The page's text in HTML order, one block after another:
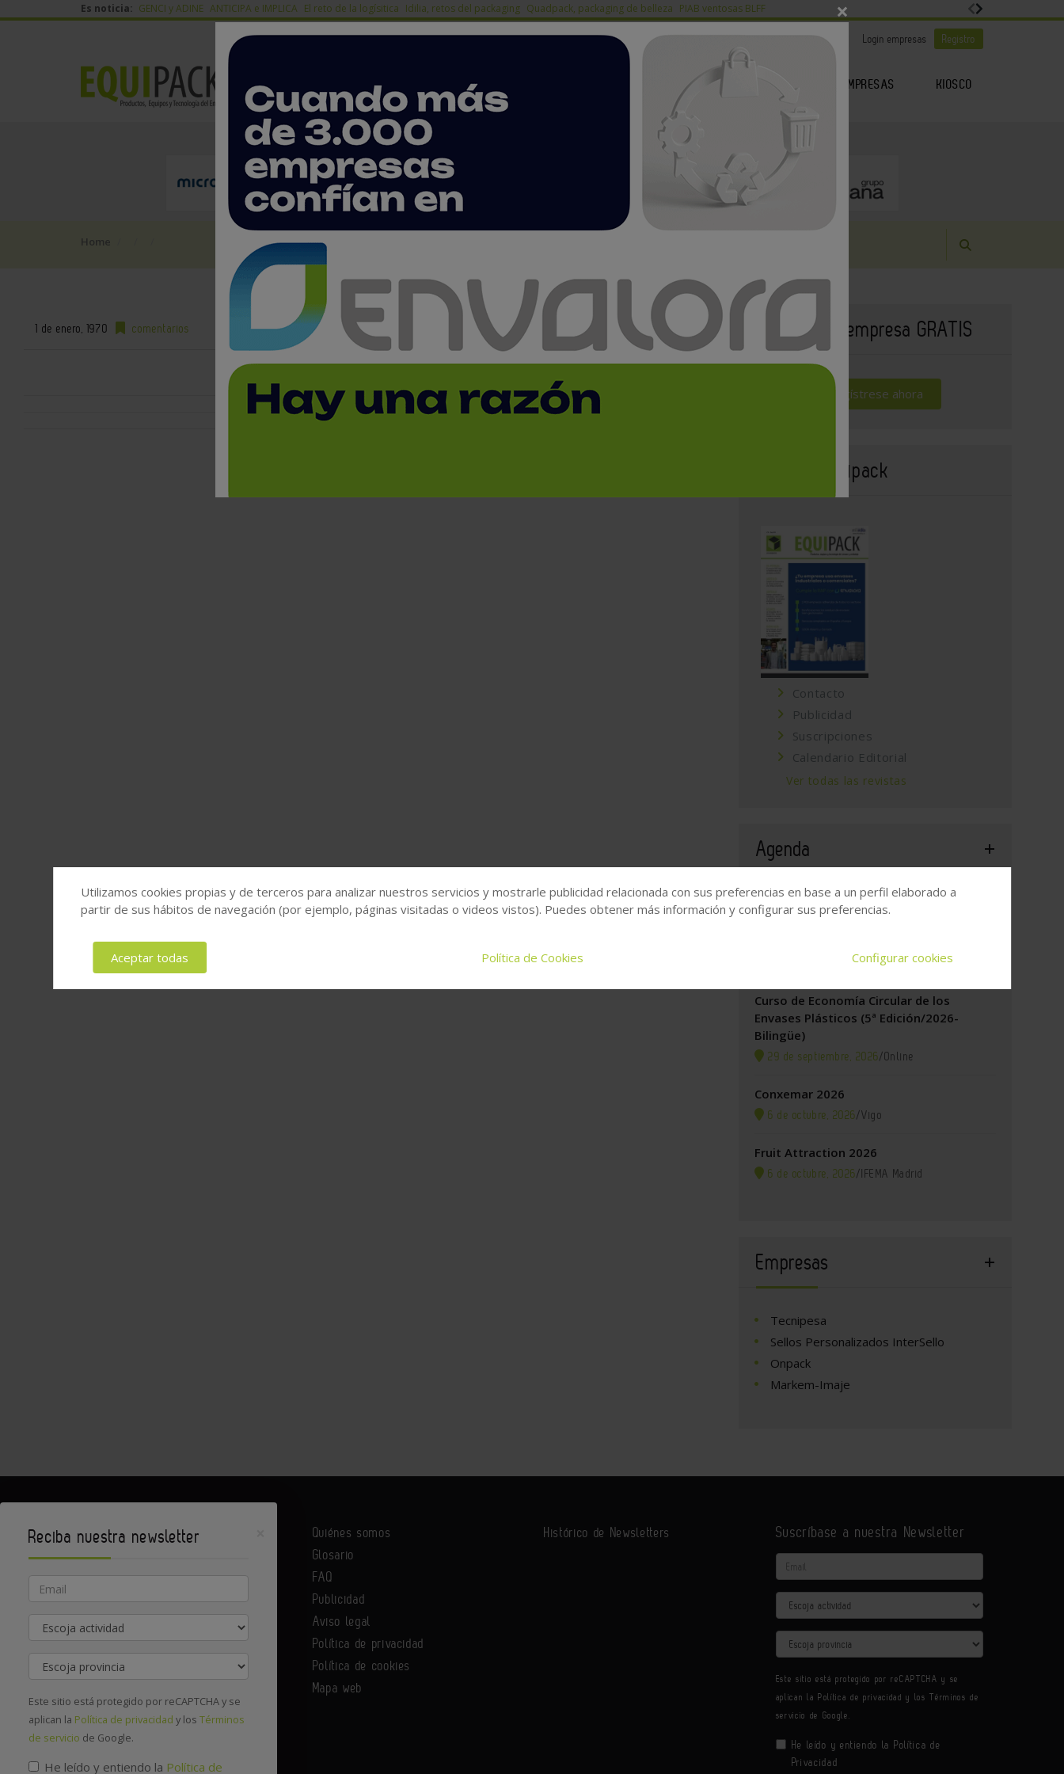
Es noticia: GENCI y ADINE ANTICIPA e IMPLICA El reto de la logísitica Idilia, retos del packaging Quadpack, packaging de belleza PIAB ventosas BLFF
| Es noticia Login empresas Registro
AGENDA EMPRESAS KIOSCO
Home
1 de enero, 1970 comentarios Publique su empresa GRATIS
Regístrese ahora
Revista Equipack
Contacto
Publicidad
Suscripciones
Calendario Editorial
Ver todas las revistas
Agenda
5º Congreso Nacional de Reciclado de
Metropolitano de Madrid
Curso de Economía Circular de los
Envases Plásticos (5ª Edición/2026-
Bilingüe)
29 de septiembre, 2026/Online
Conxemar 2026
6 de octubre, 2026/Vigo
Fruit Attraction 2026
6 de octubre, 2026/IFEMA Madrid
Empresas
Tecnipesa
Sellos Personalizados InterSello
Onpack
Markem-Imaje
Contacte con nosotros
Quiénes somos
Glosario
FAQ
Publicidad
Aviso legal
Política de privacidad
Política de cookies
Mapa web
Histórico de Newsletters Suscríbase a nuestra Newsletter
Email
Actividad
Provincia
Este sitio está protegido por reCAPTCHA y se
aplican la Política de privacidad y losTérminos de
servicio de Google.
He leído y entiendo la Política de
Privacidad
Utilizamos cookies propias y de terceros para analizar nuestros servicios y mostrarle publicidad relacionada con sus preferencias en base a un perfil elaborado a
partir de sus hábitos de navegación (por ejemplo, páginas visitadas o videos vistos). Puedes obtener más información y configurar sus preferencias.
Aceptar todas Política de Cookies Configurar cookies
×
Reciba nuestra newsletter
Email
Actividad
Provincia
Este sitio está protegido por reCAPTCHA y se
aplican la Política de privacidad y los Términos
de servicio de Google.
He leído y entiendo la Política de